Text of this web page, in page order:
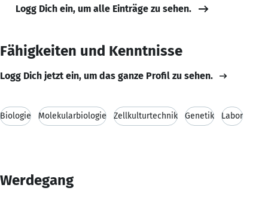
Logg Dich ein, um alle Einträge zu sehen.
Fähigkeiten und Kenntnisse
Logg Dich jetzt ein, um das ganze Profil zu sehen.
Biologie Molekularbiologie Zellkulturtechnik Genetik Labor
Werdegang